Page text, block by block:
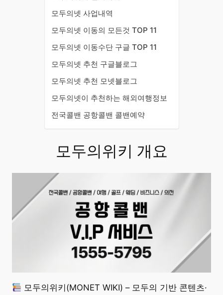
모두의넷 사업내역
모두의넷 이동의 모든것 TOP 11
모두의넷 이동수단 구글 TOP 11
모두의넷 추천 구글블로그
모두의넷 추천 모넷블로그
모두의넷이 추천하는 해외여행정보
전국콜밴 공항콜밴 콜밴예약
모두의위키 개요
모두의위키(MONET WIKI) – 모두의 기반 콘텐츠·